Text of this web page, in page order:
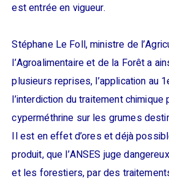
est entrée en vigueur.
Stéphane Le Foll, ministre de
l’Agroalimentaire et de la Forêt a
plusieurs reprises, l’application au
l’interdiction du traitement
cyperméthrine sur les grumes
Il est en effet d’ores et déjà
produit, que l’ANSES juge
et les forestiers, par des